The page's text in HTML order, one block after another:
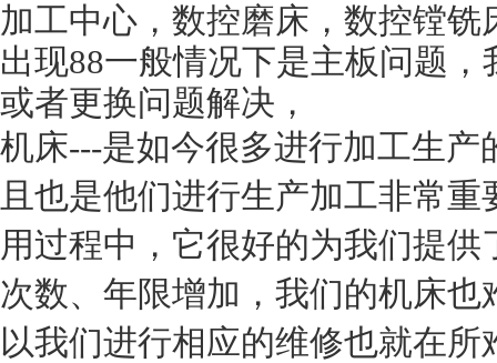
加工中心，数控磨床，数控镗铣
出现88一般情况下是主板问题
或者更换问题解决，
机床---是如今很多进行加工生
且也是他们进行生产加工非常
用过程中，它很好的为我们提
次数、年限增加，我们的机床
以我们进行相应的维修也就在